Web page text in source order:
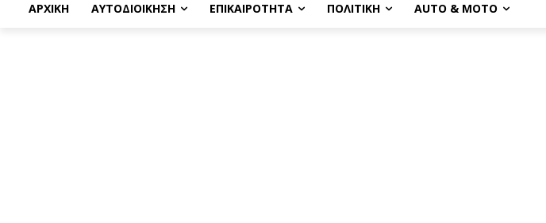
ΑΡΧΙΚΉ ΑΥΤΟΔΙΟΊΚΗΣΗ ΕΠΙΚΑΙΡΌΤΗΤΑ ΠΟΛΙΤΙΚΉ AUTO & MOTO